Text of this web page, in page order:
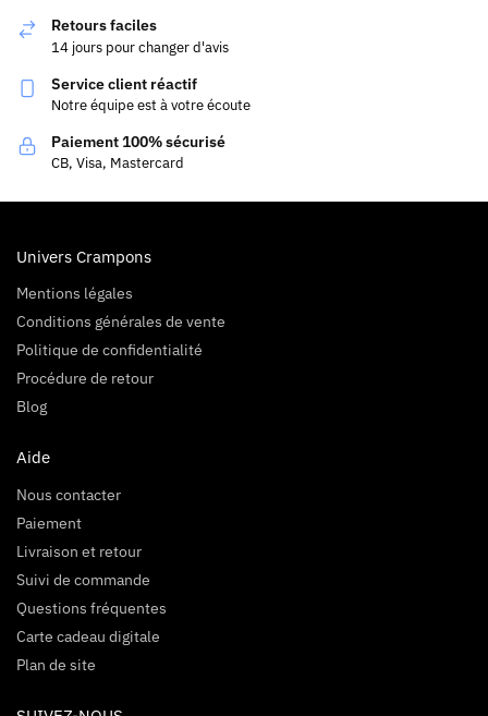
Retours faciles
14 jours pour changer d'avis
Service client réactif
Notre équipe est à votre écoute
Paiement 100% sécurisé
CB, Visa, Mastercard
Univers Crampons
Mentions légales
Conditions générales de vente
Politique de confidentialité
Procédure de retour
Blog
Aide
Nous contacter
Paiement
Livraison et retour
Suivi de commande
Questions fréquentes
Carte cadeau digitale
Plan de site